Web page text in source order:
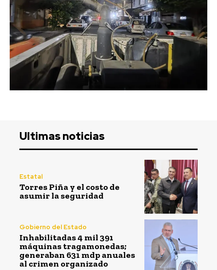
Ultimas noticias
Estatal
Torres Piña y el costo de
asumir la seguridad
Gobierno del Estado
Inhabilitadas 4 mil 391
máquinas tragamonedas;
generaban 631 mdp anuales
al crimen organizado